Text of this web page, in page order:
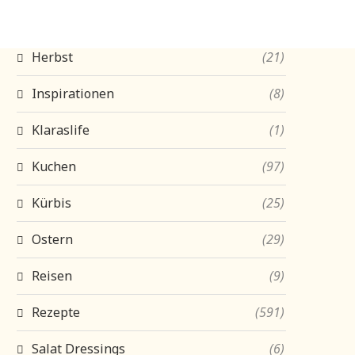
Herbst (21)
Inspirationen (8)
Klaraslife (1)
Kuchen (97)
Kürbis (25)
Ostern (29)
Reisen (9)
Rezepte (591)
Salat Dressings (6)